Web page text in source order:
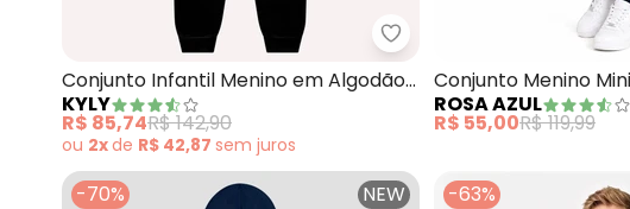
Kyly - Conjunto Infantil
Conjunto Infantil Menino em Algodão
(Azul)
KYLY
R$ 85,74R$ 142,90
ou 2xde R$ 42,87 sem juros
Conjunto Menino
(Azul Marinho)
ROSA AZUL
R$ 55,00R$ 119,99
-70% NEW -63%